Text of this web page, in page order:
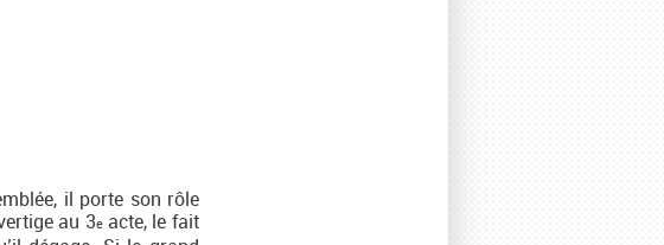
il porte son rôle
au 3e acte, le fait